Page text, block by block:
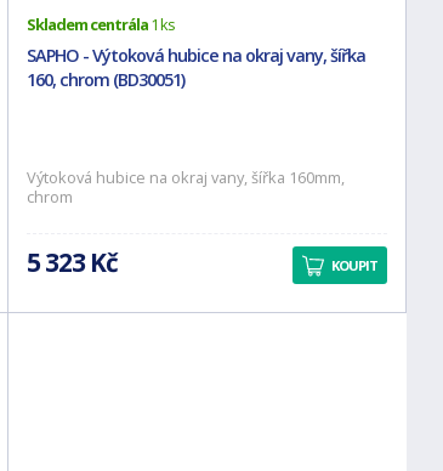
Skladem centrála1 ks
SAPHO - Výtoková hubice na okraj vany, šířka
160, chrom (BD30051)
Výtoková hubice na okraj vany, šířka 160mm,
chrom
5 323 Kč KOUPIT